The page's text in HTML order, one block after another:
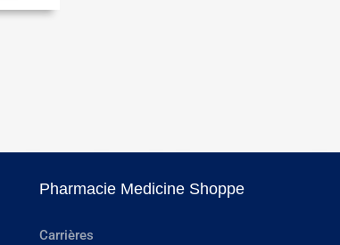
Pharmacie Medicine Shoppe
Carrières